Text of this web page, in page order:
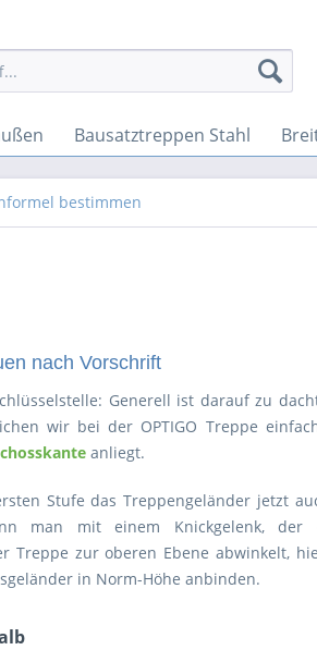
Bausatztreppen Stahl
bestimmen
nach Vorschrift
Generell ist darauf zu
wir bei der OPTIGO Treppe
anliegt.
Stufe das Treppengeländer jetzt
man mit einem Knickgelenk, der
Treppe zur oberen Ebene abwinkelt,
in Norm-Höhe anbinden.